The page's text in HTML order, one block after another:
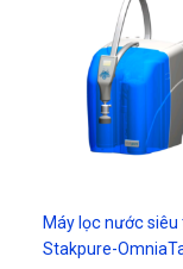
Máy lọc nước siêu
Stakpure-